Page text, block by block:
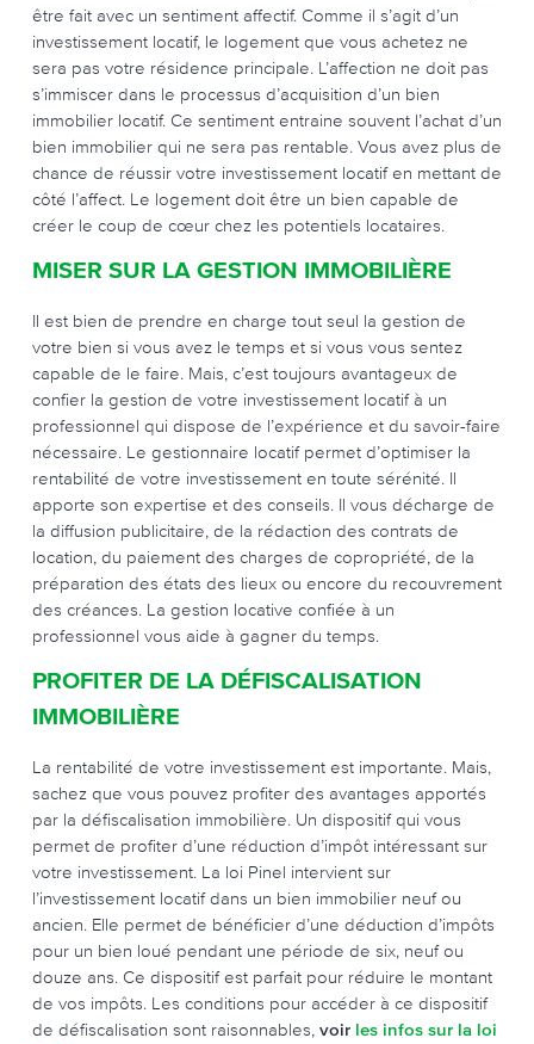
être fait avec un sentiment affectif. Comme il s’agit d’un
investissement locatif, le logement que vous achetez ne
sera pas votre résidence principale. L’affection ne doit pas
s’immiscer dans le processus d’acquisition d’un bien
immobilier locatif. Ce sentiment entraine souvent l’achat d’un
bien immobilier qui ne sera pas rentable. Vous avez plus de
chance de réussir votre investissement locatif en mettant de
côté l’affect. Le logement doit être un bien capable de
créer le coup de cœur chez les potentiels locataires.
MISER SUR LA GESTION IMMOBILIÈRE
Il est bien de prendre en charge tout seul la gestion de
votre bien si vous avez le temps et si vous vous sentez
capable de le faire. Mais, c’est toujours avantageux de
confier la gestion de votre investissement locatif à un
professionnel qui dispose de l’expérience et du savoir-faire
nécessaire. Le gestionnaire locatif permet d’optimiser la
rentabilité de votre investissement en toute sérénité. Il
apporte son expertise et des conseils. Il vous décharge de
la diffusion publicitaire, de la rédaction des contrats de
location, du paiement des charges de copropriété, de la
préparation des états des lieux ou encore du recouvrement
des créances. La gestion locative confiée à un
professionnel vous aide à gagner du temps.
PROFITER DE LA DÉFISCALISATION
IMMOBILIÈRE
La rentabilité de votre investissement est importante. Mais,
sachez que vous pouvez profiter des avantages apportés
par la défiscalisation immobilière. Un dispositif qui vous
permet de profiter d’une réduction d’impôt intéressant sur
votre investissement. La loi Pinel intervient sur
l’investissement locatif dans un bien immobilier neuf ou
ancien. Elle permet de bénéficier d’une déduction d’impôts
pour un bien loué pendant une période de six, neuf ou
douze ans. Ce dispositif est parfait pour réduire le montant
de vos impôts. Les conditions pour accéder à ce dispositif
de défiscalisation sont raisonnables, voir les infos sur la loi